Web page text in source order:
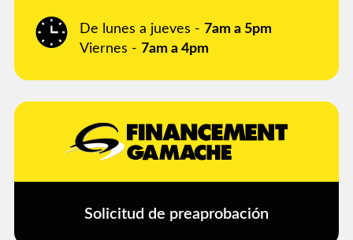
De lunes a jueves - 7am a 5pm
Viernes - 7am a 4pm
Solicitud de preaprobación